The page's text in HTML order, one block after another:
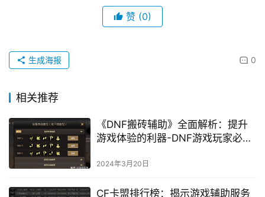
赞 (0)
0
生成海报
相关推荐
《DNF搬砖辅助》全面解析：提升
游戏体验的利器-DNF游戏玩家必
2024年3月20日
CF卡盟排行榜：揭示游戏辅助服务